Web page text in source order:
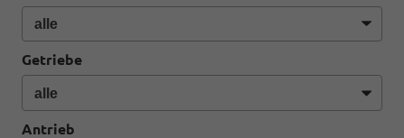
Getriebe
Antrieb